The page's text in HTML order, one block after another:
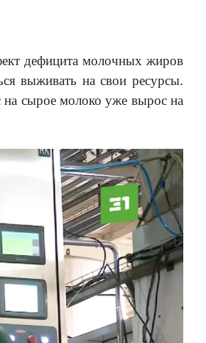
дефицита молочных жиров
выживать на свои ресурсы.
на сырое молоко уже вырос на